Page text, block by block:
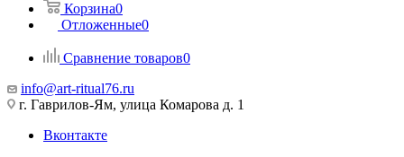
Корзина0
Отложенные0
Сравнение товаров0
info@art-ritual76.ru
г. Гаврилов-Ям, улица Комарова д. 1
Вконтакте